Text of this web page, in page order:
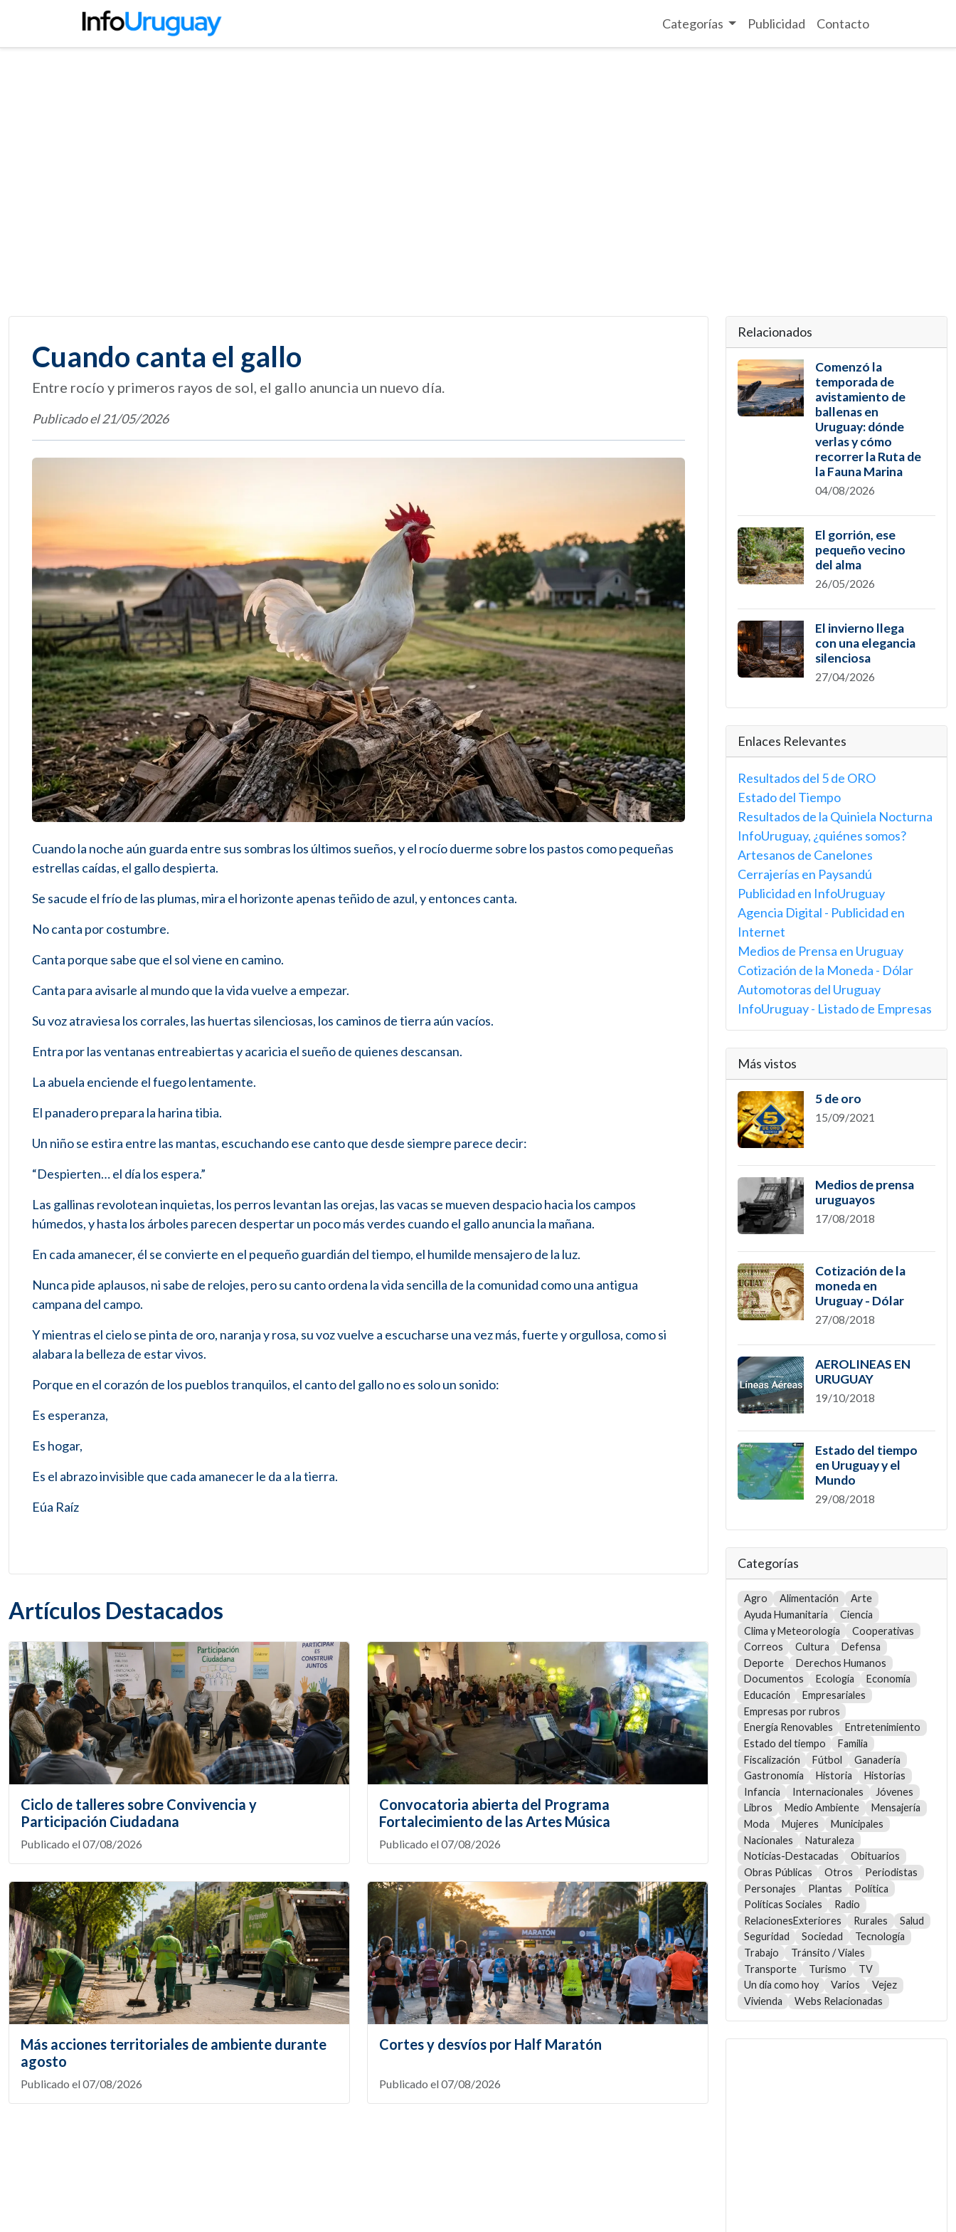
Categorías Publicidad Contacto
Cuando canta el gallo
Entre rocío y primeros rayos de sol, el gallo anuncia un nuevo día.
Publicado el 21/05/2026
Cuando la noche aún guarda entre sus sombras los últimos sueños, y el rocío duerme sobre los pastos como pequeñas
estrellas caídas, el gallo despierta.
Se sacude el frío de las plumas, mira el horizonte apenas teñido de azul, y entonces canta.
No canta por costumbre.
Canta porque sabe que el sol viene en camino.
Canta para avisarle al mundo que la vida vuelve a empezar.
Su voz atraviesa los corrales, las huertas silenciosas, los caminos de tierra aún vacíos.
Entra por las ventanas entreabiertas y acaricia el sueño de quienes descansan.
La abuela enciende el fuego lentamente.
El panadero prepara la harina tibia.
Un niño se estira entre las mantas, escuchando ese canto que desde siempre parece decir:
“Despierten… el día los espera.”
Las gallinas revolotean inquietas, los perros levantan las orejas, las vacas se mueven despacio hacia los campos
húmedos, y hasta los árboles parecen despertar un poco más verdes cuando el gallo anuncia la mañana.
En cada amanecer, él se convierte en el pequeño guardián del tiempo, el humilde mensajero de la luz.
Nunca pide aplausos, ni sabe de relojes, pero su canto ordena la vida sencilla de la comunidad como una antigua
campana del campo.
Y mientras el cielo se pinta de oro, naranja y rosa, su voz vuelve a escucharse una vez más, fuerte y orgullosa, como si
alabara la belleza de estar vivos.
Porque en el corazón de los pueblos tranquilos, el canto del gallo no es solo un sonido:
Es esperanza,
Es hogar,
Es el abrazo invisible que cada amanecer le da a la tierra.
Eúa Raíz
Artículos Destacados
Ciclo de talleres sobre Convivencia y
Participación Ciudadana
Publicado el 07/08/2026
Convocatoria abierta del Programa
Fortalecimiento de las Artes Música
Publicado el 07/08/2026
Más acciones territoriales de ambiente durante
agosto
Publicado el 07/08/2026
Cortes y desvíos por Half Maratón
Publicado el 07/08/2026
Relacionados
Comenzó la
temporada de
avistamiento de
ballenas en
Uruguay: dónde
verlas y cómo
recorrer la Ruta de
la Fauna Marina
04/08/2026
El gorrión, ese
pequeño vecino
del alma
26/05/2026
El invierno llega
con una elegancia
silenciosa
27/04/2026
Enlaces Relevantes
Resultados del 5 de ORO
Estado del Tiempo
Resultados de la Quiniela Nocturna
InfoUruguay, ¿quiénes somos?
Artesanos de Canelones
Cerrajerías en Paysandú
Publicidad en InfoUruguay
Agencia Digital - Publicidad en
Internet
Medios de Prensa en Uruguay
Cotización de la Moneda - Dólar
Automotoras del Uruguay
InfoUruguay - Listado de Empresas
Más vistos
5 de oro
15/09/2021
Medios de prensa
uruguayos
17/08/2018
Cotización de la
moneda en
Uruguay - Dólar
27/08/2018
AEROLINEAS EN
URUGUAY
19/10/2018
Estado del tiempo
en Uruguay y el
Mundo
29/08/2018
Categorías
Agro Alimentación
Arte
Ayuda Humanitaria
Ciencia
Clima y Meteorología
Cooperativas
Correos
Cultura
Defensa
Deporte
Derechos Humanos
Documentos
Ecología
Economía
Educación
Empresariales
Empresas por rubros
Energía Renovables
Entretenimiento
Estado del tiempo
Familia
Fiscalización
Fútbol
Ganadería
Gastronomía
Historia
Historias
Infancia
Internacionales
Jóvenes
Libros
Medio Ambiente
Mensajería
Moda
Mujeres
Municipales
Nacionales
Naturaleza
Noticias-Destacadas
Obituarios
Obras Públicas
Otros
Periodistas
Personajes
Plantas
Política
Políticas Sociales
Radio
RelacionesExteriores
Rurales
Salud
Seguridad
Sociedad
Tecnología
Trabajo
Tránsito / Viales
Transporte
Turismo
TV
Un día como hoy
Varios
Vejez
Vivienda
Webs Relacionadas